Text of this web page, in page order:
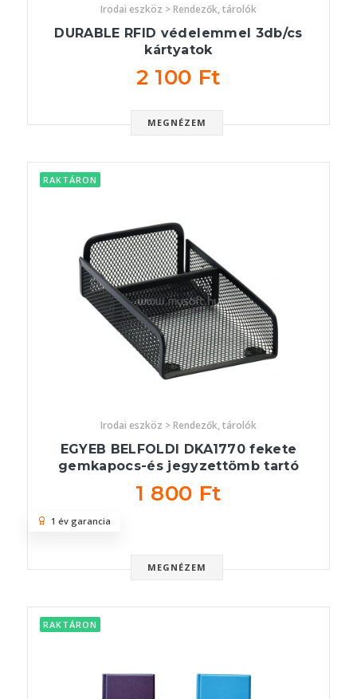
Irodai eszköz > Rendezők, tárolók
DURABLE RFID védelemmel 3db/cs
kártyatok
2 100 Ft
MEGNÉZEM
RAKTÁRON
Irodai eszköz > Rendezők, tárolók
EGYEB BELFOLDI DKA1770 fekete
gemkapocs-és jegyzettömb tartó
1 800 Ft
MEGNÉZEM
1 év garancia
RAKTÁRON